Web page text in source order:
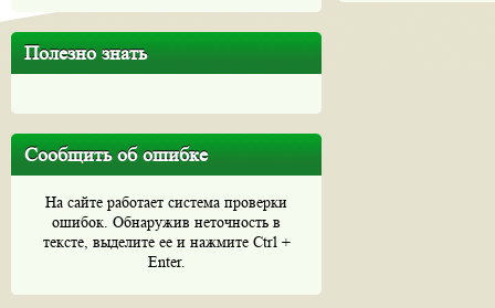
Полезно знать
Сообщить об ошибке
На сайте работает система проверки
ошибок. Обнаружив неточность в
тексте, выделите ее и нажмите Ctrl +
Enter.